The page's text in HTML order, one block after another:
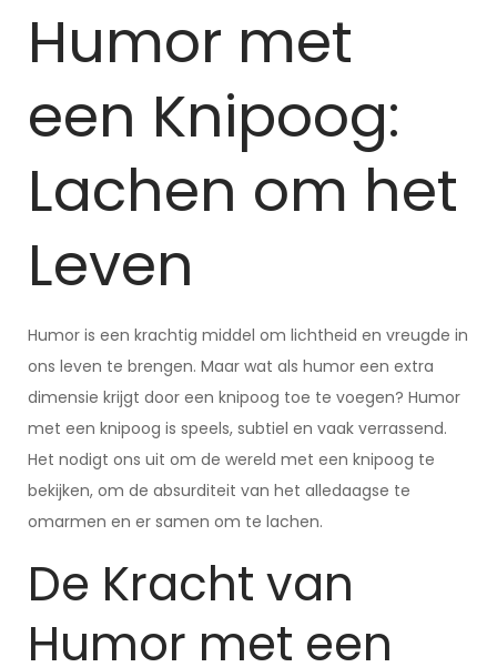
Humor met
een Knipoog:
Lachen om het
Leven
Humor is een krachtig middel om lichtheid en vreugde in
ons leven te brengen. Maar wat als humor een extra
dimensie krijgt door een knipoog toe te voegen? Humor
met een knipoog is speels, subtiel en vaak verrassend.
Het nodigt ons uit om de wereld met een knipoog te
bekijken, om de absurditeit van het alledaagse te
omarmen en er samen om te lachen.
De Kracht van
Humor met een